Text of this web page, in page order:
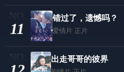
11
错过了，遗憾吗？
爱情片 正片
出走哥哥的彼界